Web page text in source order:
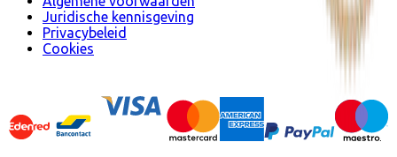
Juridische kennisgeving
Privacybeleid
Cookies